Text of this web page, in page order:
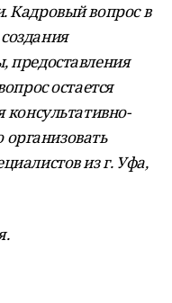
Кадровый вопрос в
предоставления
остается
из г. Уфа,